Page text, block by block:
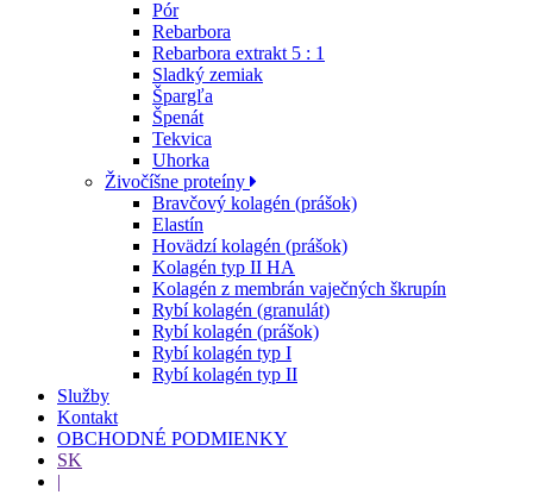
Pór
Rebarbora
Rebarbora extrakt 5 : 1
Sladký zemiak
Špargľa
Špenát
Tekvica
Uhorka
Živočíšne proteíny
Bravčový kolagén (prášok)
Elastín
Hovädzí kolagén (prášok)
Kolagén typ II HA
Kolagén z membrán vaječných škrupín
Rybí kolagén (granulát)
Rybí kolagén (prášok)
Rybí kolagén typ I
Rybí kolagén typ II
Služby
Kontakt
OBCHODNÉ PODMIENKY
SK
|